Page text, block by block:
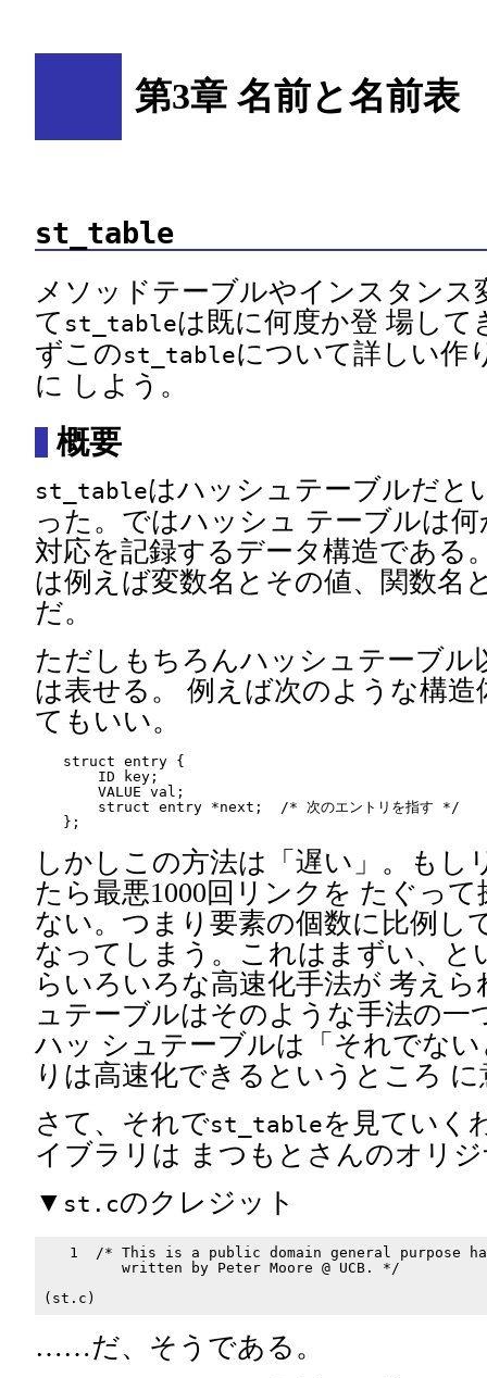
第3章 名前と名前表
st_table
メソッドテーブルやインスタンス
て st_tableは既に何度か登 場して
ずこのst_tableについて詳しい作
に しよう。
概要
st_tableはハッシュテーブルだと
った。ではハッシュ テーブルは
対応を記録するデータ構造である
は例えば変数名とその値、関数名
だ。
ただしもちろんハッシュテーブル
は表せる。 例えば次のような構
てもいい。
struct entry {
    ID key;
    VALUE val;
    struct entry *next;  /* 次のエントリを指す */
しかしこの方法は「遅い」。もし
たら最悪1000回リンクを たぐっ
ない。つまり要素の個数に比例し
なってしまう。これはまずい、と
らいろいろな高速化手法が 考え
ュテーブルはそのような手法の一
ハッ シュテーブルは「それでな
りは高速化できるというところ
さて、それでst_tableを見ていく
イブラリは まつもとさんのオリ
▼ st.cのクレジット
1  /* This is a public domain general purpose
         written by Peter Moore @ UCB. */
……だ、そうである。